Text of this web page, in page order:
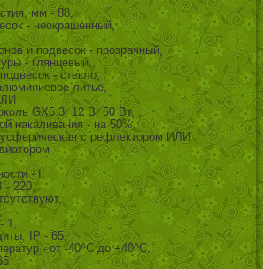
мм - 88,
- неокрашенный,
и подвесок - прозрачный,
- глянцевый,
- стекло,
литье,
GX5.3; 12 В; 50 Вт, ,
накаливания - на 50%,
с рефлектором ИЛИ
- I,
- 220,
1,
IP - 65,
- от -40^C до +40^C,